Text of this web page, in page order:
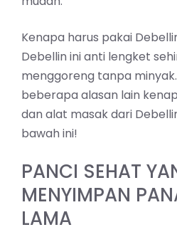
Kenapa harus pakai
Debellin ini anti lengket
menggoreng tanpa
beberapa alasan lain
dan alat masak dari
bawah ini!
PANCI SEHAT
MENYIMPAN
LAMA